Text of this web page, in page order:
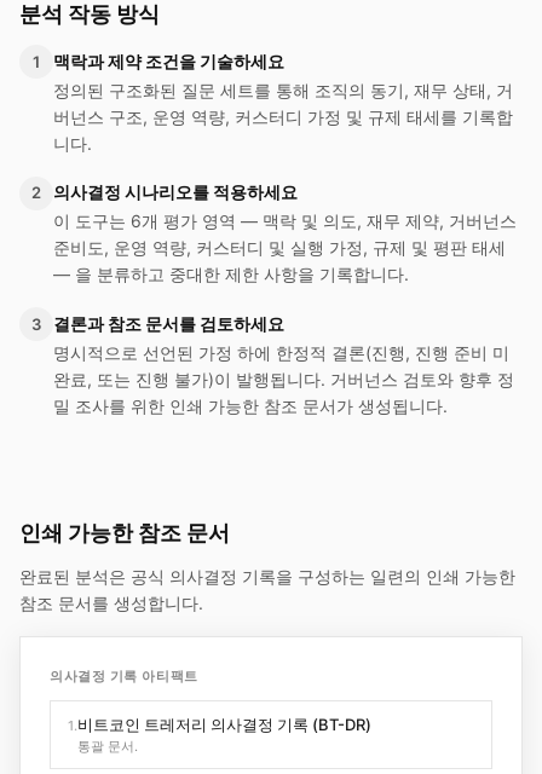
분석 작동 방식
1
맥락과 제약 조건을 기술하세요
정의된 구조화된 질문 세트를 통해 조직의 동기, 재무 상태, 거
버넌스 구조, 운영 역량, 커스터디 가정 및 규제 태세를 기록합
니다.
2
의사결정 시나리오를 적용하세요
이 도구는 6개 평가 영역 — 맥락 및 의도, 재무 제약, 거버넌스
준비도, 운영 역량, 커스터디 및 실행 가정, 규제 및 평판 태세
— 을 분류하고 중대한 제한 사항을 기록합니다.
3
결론과 참조 문서를 검토하세요
명시적으로 선언된 가정 하에 한정적 결론(진행, 진행 준비 미
완료, 또는 진행 불가)이 발행됩니다. 거버넌스 검토와 향후 정
밀 조사를 위한 인쇄 가능한 참조 문서가 생성됩니다.
인쇄 가능한 참조 문서
완료된 분석은 공식 의사결정 기록을 구성하는 일련의 인쇄 가능한
참조 문서를 생성합니다.
의사결정 기록 아티팩트
1.비트코인 트레저리 의사결정 기록 (BT-DR)
통괄 문서.